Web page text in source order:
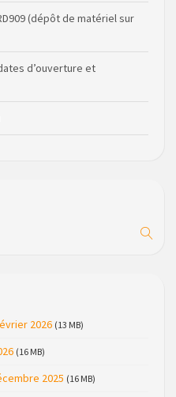
(dépôt de matériel sur
d’ouverture et
de Saint Just, ses
piscine
2026
2026 (13 MB)
(16 MB)
2025 (16 MB)